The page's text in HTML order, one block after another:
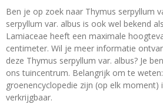
Ben je op zoek naar Thymus serpyllum
serpyllum var. albus is ook wel bekend
Lamiaceae heeft een maximale
centimeter. Wil je meer informatie
deze Thymus serpyllum var. albus? Je
ons tuincentrum. Belangrijk om te
groenencyclopedie zijn (op elk moment)
verkrijgbaar.